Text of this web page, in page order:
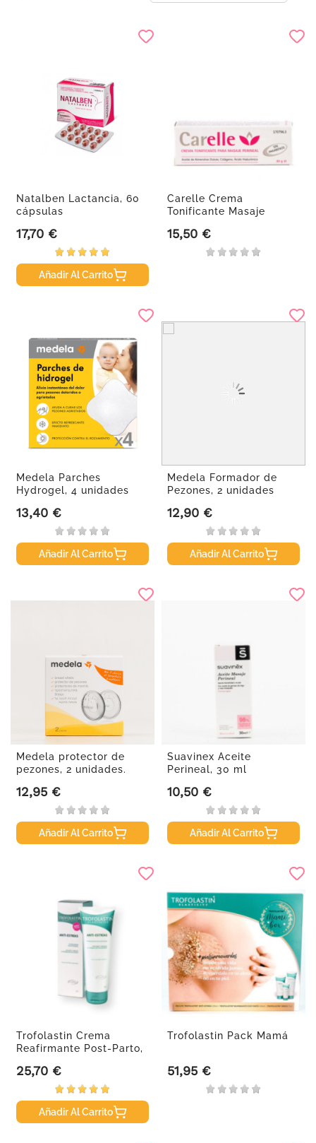
Natalben Lactancia, 60
cápsulas
Precio
17,70 €
Añadir Al Carrito
Carelle Crema
Tonificante Masaje
Precio
15,50 €
Medela Parches
Hydrogel, 4 unidades
Precio
13,40 €
Añadir Al Carrito
Medela Formador de
Pezones, 2 unidades
Precio
12,90 €
Añadir Al Carrito
Medela protector de
pezones, 2 unidades.
Precio
12,95 €
Añadir Al Carrito
Suavinex Aceite
Perineal, 30 ml
Precio
10,50 €
Añadir Al Carrito
Trofolastin Crema
Reafirmante Post-Parto,
Precio
25,70 €
Añadir Al Carrito
Trofolastin Pack Mamá
Precio
51,95 €